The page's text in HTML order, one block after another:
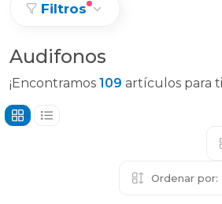
Filtros
Audifonos
¡Encontramos 109 artículos para
Ordenar por: